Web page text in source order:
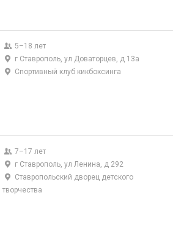
5–18 лет
г Ставрополь, ул Доваторцев, д 13а
Спортивный клуб кикбоксинга
7–17 лет
г Ставрополь, ул Ленина, д 292
Ставропольский дворец детского
творчества